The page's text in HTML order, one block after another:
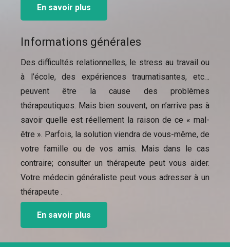
En savoir plus
Informations générales
Des difficultés relationnelles, le stress au travail ou
à l’école, des expériences traumatisantes, etc…
peuvent être la cause des problèmes
thérapeutiques. Mais bien souvent, on n’arrive pas à
savoir quelle est réellement la raison de ce « mal-
être ». Parfois, la solution viendra de vous-même, de
votre famille ou de vos amis. Mais dans le cas
contraire; consulter un thérapeute peut vous aider.
Votre médecin généraliste peut vous adresser à un
thérapeute .
En savoir plus